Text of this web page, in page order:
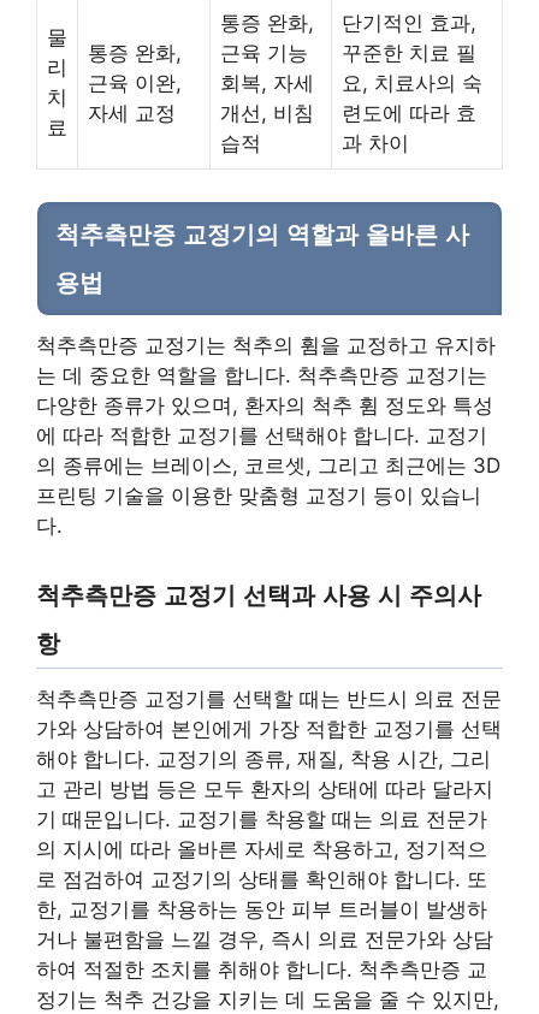
물
리
치
료
통증 완화,
근육 이완,
자세 교정
통증 완화,
근육 기능
회복, 자세
개선, 비침
습적
단기적인 효과,
꾸준한 치료 필
요, 치료사의 숙
련도에 따라 효
과 차이
척추측만증 교정기의 역할과 올바른 사
용법
척추측만증 교정기는 척추의 휨을 교정하고 유지하
는 데 중요한 역할을 합니다. 척추측만증 교정기는
다양한 종류가 있으며, 환자의 척추 휨 정도와 특성
에 따라 적합한 교정기를 선택해야 합니다. 교정기
의 종류에는 브레이스, 코르셋, 그리고 최근에는 3D
프린팅 기술을 이용한 맞춤형 교정기 등이 있습니
다.
척추측만증 교정기 선택과 사용 시 주의사
항
척추측만증 교정기를 선택할 때는 반드시 의료 전문
가와 상담하여 본인에게 가장 적합한 교정기를 선택
해야 합니다. 교정기의 종류, 재질, 착용 시간, 그리
고 관리 방법 등은 모두 환자의 상태에 따라 달라지
기 때문입니다. 교정기를 착용할 때는 의료 전문가
의 지시에 따라 올바른 자세로 착용하고, 정기적으
로 점검하여 교정기의 상태를 확인해야 합니다. 또
한, 교정기를 착용하는 동안 피부 트러블이 발생하
거나 불편함을 느낄 경우, 즉시 의료 전문가와 상담
하여 적절한 조치를 취해야 합니다. 척추측만증 교
정기는 척추 건강을 지키는 데 도움을 줄 수 있지만,